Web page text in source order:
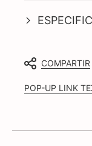
COMPARTIR
POP-UP LINK